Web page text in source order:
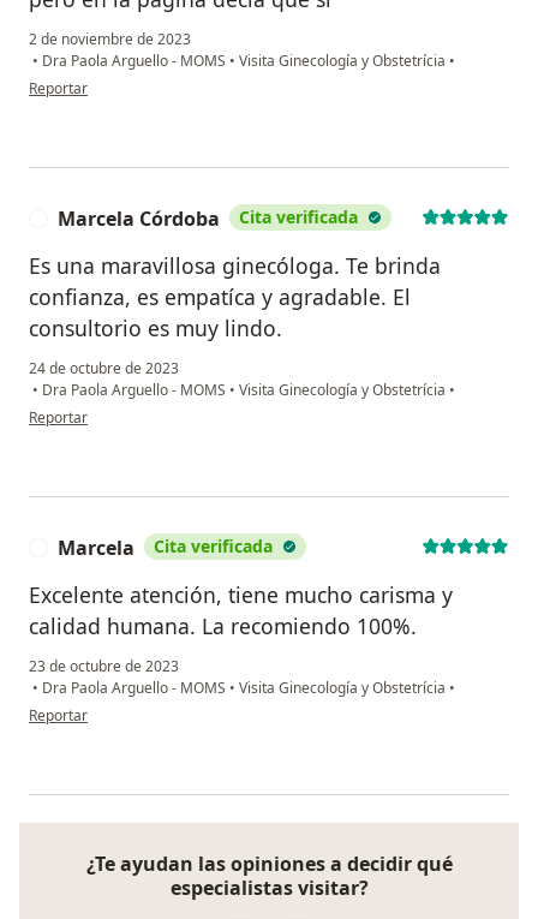
2 de noviembre de 2023
• Dra Paola Arguello - MOMS • Visita Ginecología y Obstetrícia •
en opinión del usuario MC
Reportar
Marcela Córdoba Cita verificada
Es una maravillosa ginecóloga. Te brinda
confianza, es empatíca y agradable. El
consultorio es muy lindo.
24 de octubre de 2023
• Dra Paola Arguello - MOMS • Visita Ginecología y Obstetrícia •
en opinión del usuario Marcela Córdoba
Reportar
Marcela Cita verificada
Excelente atención, tiene mucho carisma y
calidad humana. La recomiendo 100%.
23 de octubre de 2023
• Dra Paola Arguello - MOMS • Visita Ginecología y Obstetrícia •
en opinión del usuario Marcela
Reportar
¿Te ayudan las opiniones a decidir qué
especialistas visitar?